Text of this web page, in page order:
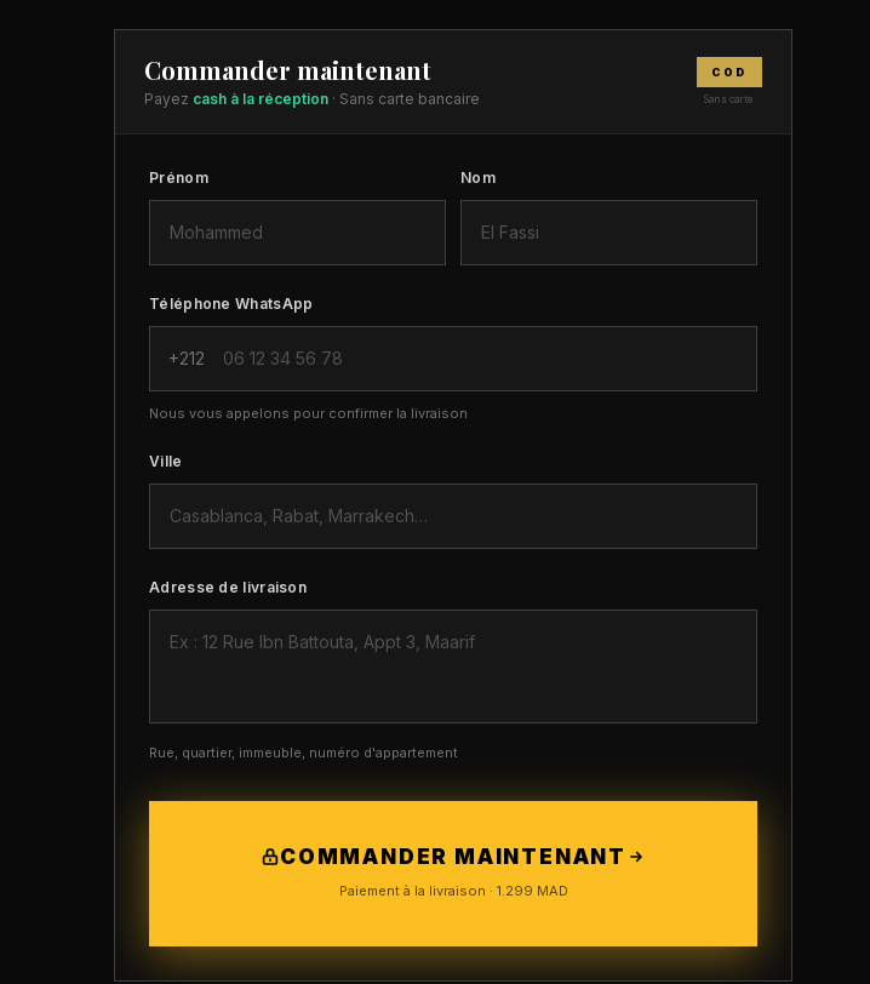
Commander maintenant
Payez cash à la réception · Sans carte bancaire
COD
Sans carte
Prénom Nom
Téléphone WhatsApp
+212
Nous vous appelons pour confirmer la livraison
Ville
Adresse de livraison
Rue, quartier, immeuble, numéro d'appartement
COMMANDER MAINTENANT
Paiement à la livraison · 1.299 MAD